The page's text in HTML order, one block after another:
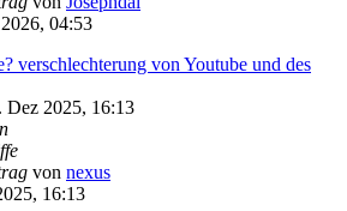
04:53
verschlechterung von Youtube und des
Dez 2025, 16:13
von nexus
16:13